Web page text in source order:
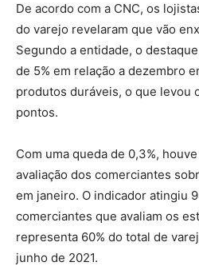
De acordo com a CNC, os
do varejo revelaram que vão
Segundo a entidade, o
de 5% em relação a dezembro
produtos duráveis, o que levou
pontos.
Com uma queda de 0,3%,
avaliação dos comerciantes
em janeiro. O indicador atingiu
comerciantes que avaliam os
representa 60% do total de
junho de 2021.